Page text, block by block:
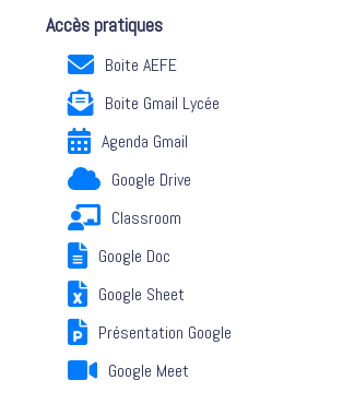
Accès pratiques
Boite AEFE
Boite Gmail Lycée
Agenda Gmail
Google Drive
Classroom
Google Doc
Google Sheet
Présentation Google
Google Meet